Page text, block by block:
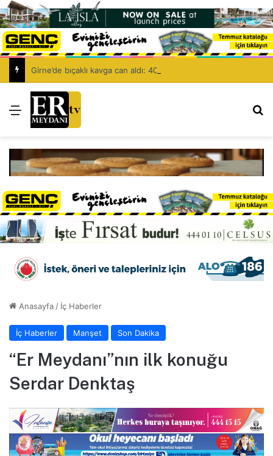
Menü
Anasayfa / İç Haberler
İç Haberler Manşet Son Dakika
“Er Meydanı”nın ilk konuğu
Serdar Denktaş